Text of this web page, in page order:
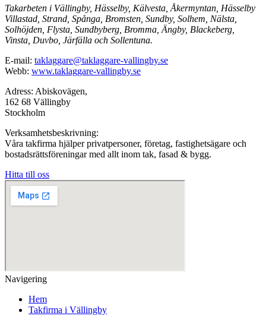
Takarbeten i Vällingby, Hässelby, Kälvesta, Åkermyntan, Hässelby
Villastad, Strand, Spånga, Bromsten, Sundby, Solhem, Nälsta,
Solhöjden, Flysta, Sundbyberg, Bromma, Ängby, Blackeberg,
Vinsta, Duvbo, Järfälla och Sollentuna.
E-mail: taklaggare@taklaggare-vallingby.se
Webb: www.taklaggare-vallingby.se
Adress: Abiskovägen,
162 68 Vällingby
Stockholm
Verksamhetsbeskrivning:
Våra takfirma hjälper privatpersoner, företag, fastighetsägare och
bostadsrättsföreningar med allt inom tak, fasad & bygg.
Hitta till oss
Navigering
Hem
Takfirma i Vällingby